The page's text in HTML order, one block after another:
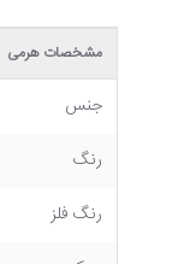
مشخصات هرمی
جنس
رنگ
رنگ فلز